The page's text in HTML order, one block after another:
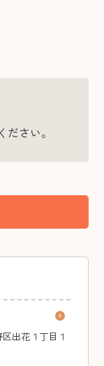
さい。
出花１丁目１